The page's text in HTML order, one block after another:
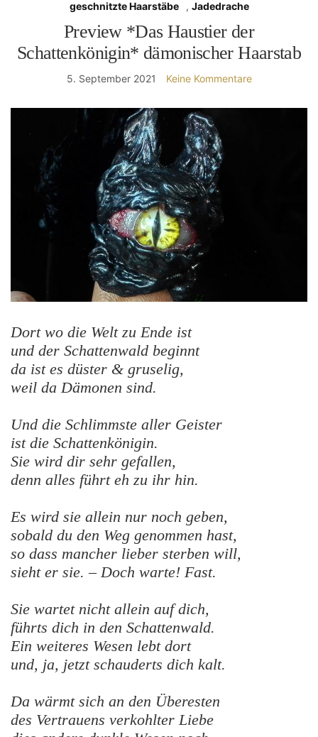
geschnitzte Haarstäbe , Jadedrache
Preview *Das Haustier der
Schattenkönigin* dämonischer Haarstab
5. September 2021 Keine Kommentare
Dort wo die Welt zu Ende ist
und der Schattenwald beginnt
da ist es düster & gruselig,
weil da Dämonen sind.
Und die Schlimmste aller Geister
ist die Schattenkönigin.
Sie wird dir sehr gefallen,
denn alles führt eh zu ihr hin.
Es wird sie allein nur noch geben,
sobald du den Weg genommen hast,
so dass mancher lieber sterben will,
sieht er sie. – Doch warte! Fast.
Sie wartet nicht allein auf dich,
führts dich in den Schattenwald.
Ein weiteres Wesen lebt dort
und, ja, jetzt schauderts dich kalt.
Da wärmt sich an den Überesten
des Vertrauens verkohlter Liebe